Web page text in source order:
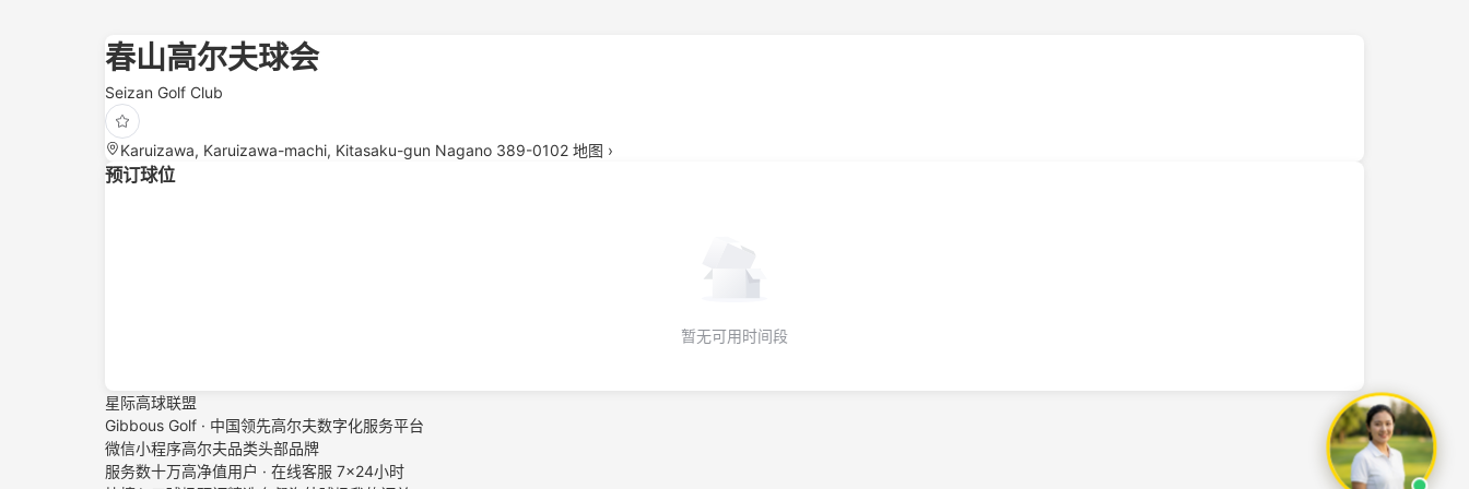
春山高尔夫球会
Seizan Golf Club
Karuizawa, Karuizawa-machi, Kitasaku-gun Nagano 389-0102 地图 ›
预订球位
暂无可用时间段
星际高球联盟
Gibbous Golf · 中国领先高尔夫数字化服务平台
微信小程序高尔夫品类头部品牌
服务数十万高净值用户 · 在线客服 7×24小时